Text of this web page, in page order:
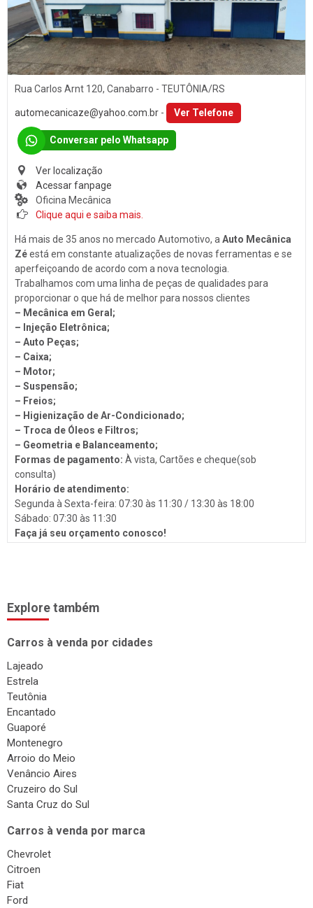
PORTO ALEGRE (1)
SANTA CLARA DO SUL (1)
SANTA CRUZ DO SUL (15)
TEUTÔNIA (14)
VENÂNCIO AIRES (16)
Som
Baterias
Películas
Engate de Reboques
Martelinho de Ouro
Lavagem Automotiva
Retificadora de Motores
Auto Peças
Amortecedores
Adaptação Veicular
Auto Demolidoras
Troca de Óleo
Chaveiro
Reboques
Seguros
Injeção Eletrônica
Placas
Estética e Higienização
Auto Vidros
Volantes
Vistorias
Bombas Injetoras
Gás Veicular
Rua Carlos Arnt 120, Canabarro - TEUTÔNIA/RS
automecanicaze@yahoo.com.br - Ver Telefone
Conversar pelo Whatsapp
Ver localização
Acessar fanpage
Oficina Mecânica
Clique aqui e saiba mais.
Há mais de 35 anos no mercado Automotivo, a Auto Mecânica
Zéestá em constante atualizações de novas ferramentas e se
aperfeiçoando de acordo com a nova tecnologia.
Trabalhamos com uma linha de peças de qualidades para
proporcionar o que há de melhor para nossos clientes
– Mecânica em Geral;
– Injeção Eletrônica;
– Auto Peças;
– Caixa;
– Motor;
– Suspensão;
– Freios;
– Higienização de Ar-Condicionado;
– Troca de Óleos e Filtros;​
– Geometria e Balanceamento;
Formas de pagamento: À vista, Cartões e cheque(sob
consulta)
Horário de atendimento:
Segunda à Sexta-feira: 07:30 às 11:30 / 13:30 às 18:00
Sábado: 07:30 às 11:30
Faça já seu orçamento conosco!
Explore também
Carros à venda por cidades
Lajeado
Estrela
Teutônia
Encantado
Guaporé
Montenegro
Arroio do Meio
Venâncio Aires
Cruzeiro do Sul
Santa Cruz do Sul
Carros à venda por marca
Chevrolet
Citroen
Fiat
Ford